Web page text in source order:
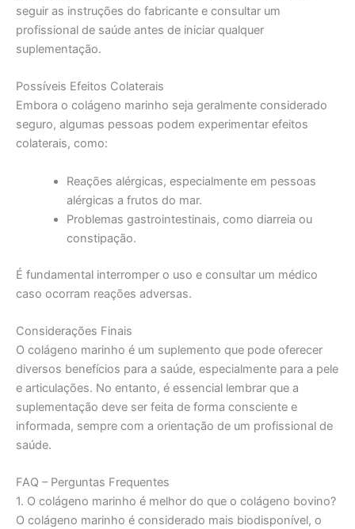
seguir as instruções do fabricante e consultar um
profissional de saúde antes de iniciar qualquer
suplementação.
Possíveis Efeitos Colaterais
Embora o colágeno marinho seja geralmente considerado
seguro, algumas pessoas podem experimentar efeitos
colaterais, como:
Reações alérgicas, especialmente em pessoas
alérgicas a frutos do mar.
Problemas gastrointestinais, como diarreia ou
constipação.
É fundamental interromper o uso e consultar um médico
caso ocorram reações adversas.
Considerações Finais
O colágeno marinho é um suplemento que pode oferecer
diversos benefícios para a saúde, especialmente para a pele
e articulações. No entanto, é essencial lembrar que a
suplementação deve ser feita de forma consciente e
informada, sempre com a orientação de um profissional de
saúde.
FAQ – Perguntas Frequentes
1. O colágeno marinho é melhor do que o colágeno bovino?
O colágeno marinho é considerado mais biodisponível, o